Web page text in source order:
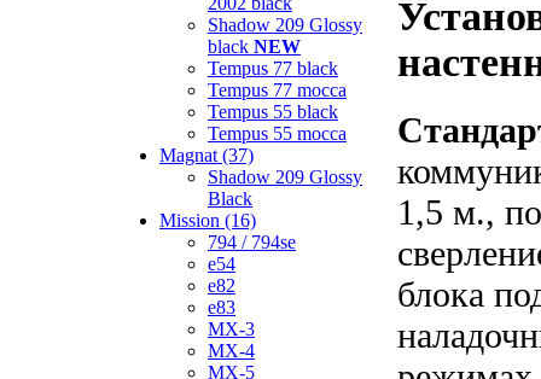
Shadow 209 Glossy
black NEW
Tempus 77 black
Tempus 77 mocca
Tempus 55 black
Tempus 55 mocca
Magnat (37)
Shadow 209 Glossy
Black
Mission (16)
794 / 794se
e54
e82
e83
MX-3
MX-4
MX-5
1,5 м.,
блока